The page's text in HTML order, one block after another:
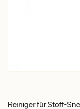
Reiniger für Stoff-